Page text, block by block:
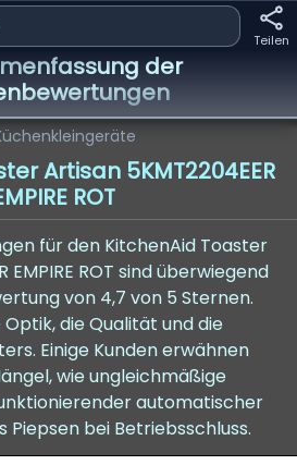
Teilen
der
Artisan 5KMT2204EER
ROT
für den KitchenAid Toaster
EMPIRE ROT sind überwiegend
von 4,7 von 5 Sternen.
die Qualität und die
Einige Kunden erwähnen
wie ungleichmäßige
automatischer
Piepsen bei Betriebsschluss.